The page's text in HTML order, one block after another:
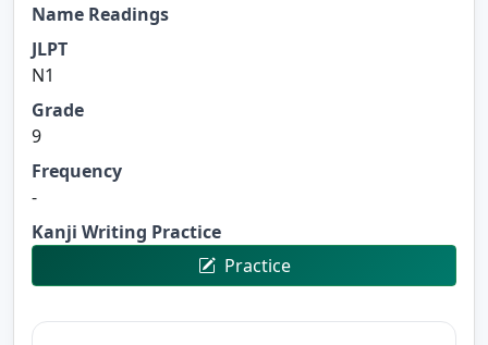
Name Readings
JLPT
N1
Grade
9
Frequency
-
Kanji Writing Practice
Practice